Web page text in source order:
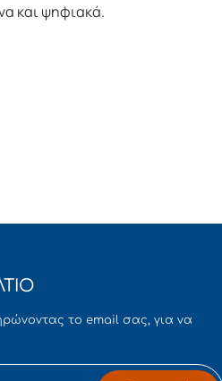
και ψηφιακά.
το email σας, για να